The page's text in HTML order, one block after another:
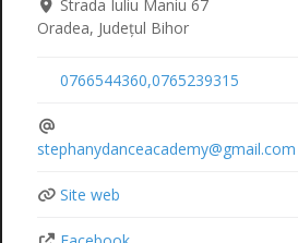
Strada Iuliu Maniu 67
Oradea, Județul Bihor
0766544360,0765239315
stephanydanceacademy@gmail.com
Site web